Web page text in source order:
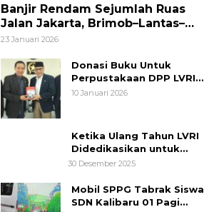
Banjir Rendam Sejumlah Ruas
Jalan Jakarta, Brimob–Lantas–
Polair PMJ Bergerak Cepat, Polri
Nasional
23 Januari 2026
Donasi Buku Untuk
Perpustakaan DPP LVRI
Terus Mengalir
10 Januari 2026
Ketika Ulang Tahun LVRI
Didedikasikan untuk
Kemanusiaan
30 Desember 2025
Mobil SPPG Tabrak Siswa
SDN Kalibaru 01 Pagi